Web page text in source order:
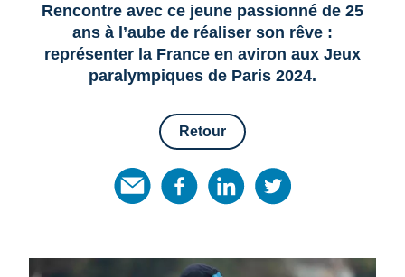
Rencontre avec ce jeune passionné de 25
ans à l’aube de réaliser son rêve :
représenter la France en aviron aux Jeux
paralympiques de Paris 2024.
Retour